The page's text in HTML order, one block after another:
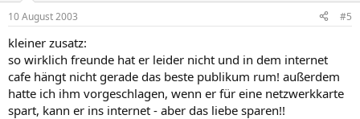
10 August 2003 #5
kleiner zusatz:
so wirklich freunde hat er leider nicht und in dem internet
cafe hängt nicht gerade das beste publikum rum! außerdem
hatte ich ihm vorgeschlagen, wenn er für eine netzwerkkarte
spart, kann er ins internet - aber das liebe sparen!!